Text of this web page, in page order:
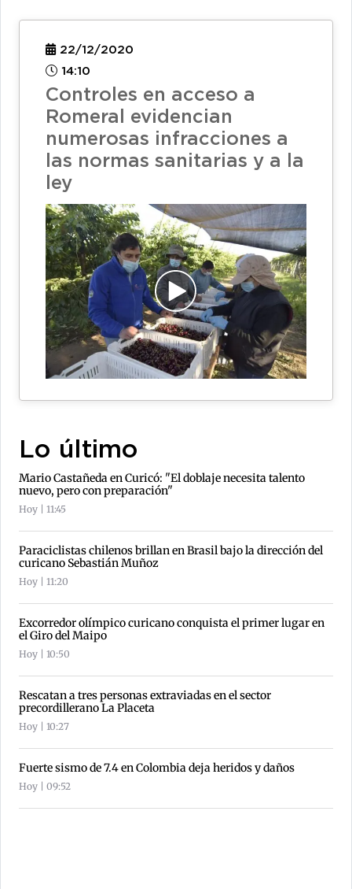
22/12/2020
14:10
Controles en acceso a
Romeral evidencian
numerosas infracciones a
las normas sanitarias y a la
ley
Lo último
Mario Castañeda en Curicó: "El doblaje necesita talento
nuevo, pero con preparación"
Hoy | 11:45
Paraciclistas chilenos brillan en Brasil bajo la dirección del
curicano Sebastián Muñoz
Hoy | 11:20
Excorredor olímpico curicano conquista el primer lugar en
el Giro del Maipo
Hoy | 10:50
Rescatan a tres personas extraviadas en el sector
precordillerano La Placeta
Hoy | 10:27
Fuerte sismo de 7.4 en Colombia deja heridos y daños
Hoy | 09:52